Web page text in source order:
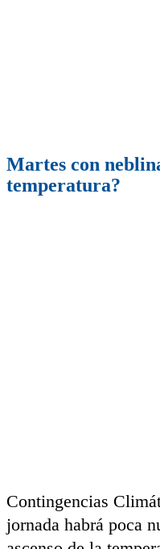
Martes con
temperatura?
Contingencias
jornada habrá poca